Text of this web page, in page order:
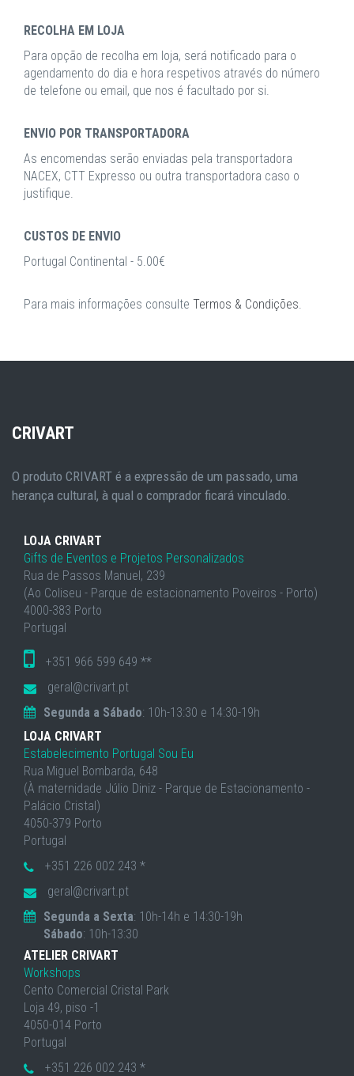
RECOLHA EM LOJA
Para opção de recolha em loja, será notificado para o
agendamento do dia e hora respetivos através do número
de telefone ou email, que nos é facultado por si.
ENVIO POR TRANSPORTADORA
As encomendas serão enviadas pela transportadora
NACEX, CTT Expresso ou outra transportadora caso o
justifique.
CUSTOS DE ENVIO
Portugal Continental - 5.00€
Para mais informações consulte Termos & Condições.
CRIVART
O produto CRIVART é a expressão de um passado, uma
herança cultural, à qual o comprador ficará vinculado.
LOJA CRIVART
Gifts de Eventos e Projetos Personalizados
Rua de Passos Manuel, 239
(Ao Coliseu - Parque de estacionamento Poveiros - Porto)
4000-383 Porto
Portugal
+351 966 599 649 **
geral@crivart.pt
Segunda a Sábado: 10h-13:30 e 14:30-19h
LOJA CRIVART
Estabelecimento Portugal Sou Eu
Rua Miguel Bombarda, 648
(À maternidade Júlio Diniz - Parque de Estacionamento -
Palácio Cristal)
4050-379 Porto
Portugal
+351 226 002 243 *
geral@crivart.pt
Segunda a Sexta: 10h-14h e 14:30-19h
Sábado: 10h-13:30
ATELIER CRIVART
Workshops
Cento Comercial Cristal Park
Loja 49, piso -1
4050-014 Porto
Portugal
+351 226 002 243 *